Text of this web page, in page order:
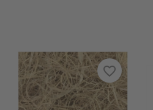
favorite_border